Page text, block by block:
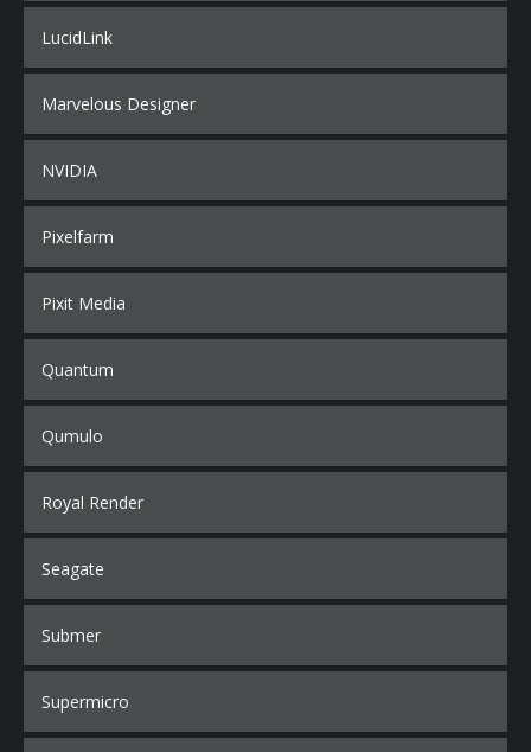
LucidLink
Marvelous Designer
NVIDIA
Pixelfarm
Pixit Media
Quantum
Qumulo
Royal Render
Seagate
Submer
Supermicro